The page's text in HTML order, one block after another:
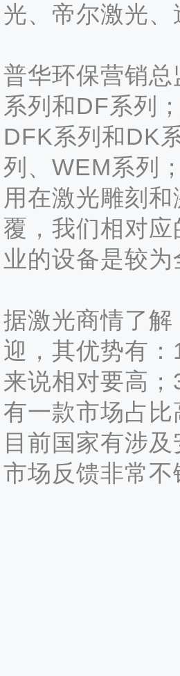
光、帝尔激光
普华环保营销
系列和DF系列
DFK系列和DK
列、WEM系列
用在激光雕刻
覆，我们相对
业的设备是较为
据激光商情了
迎，其优势有
来说相对要高
有一款市场占
目前国家有涉
市场反馈非常不